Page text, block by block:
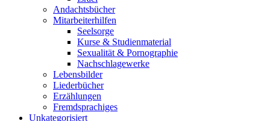
Andachtsbücher
Mitarbeiterhilfen
Seelsorge
Kurse & Studienmaterial
Sexualität & Pornographie
Nachschlagewerke
Lebensbilder
Liederbücher
Erzählungen
Fremdsprachiges
Unkategorisiert